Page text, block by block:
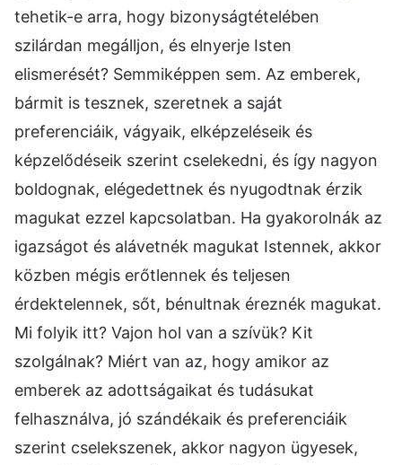
tehetik-e arra, hogy bizonyságtételében
szilárdan megálljon, és elnyerje Isten
elismerését? Semmiképpen sem. Az emberek,
bármit is tesznek, szeretnek a saját
preferenciáik, vágyaik, elképzeléseik és
képzelődéseik szerint cselekedni, és így nagyon
boldognak, elégedettnek és nyugodtnak érzik
magukat ezzel kapcsolatban. Ha gyakorolnák az
igazságot és alávetnék magukat Istennek, akkor
közben mégis erőtlennek és teljesen
érdektelennek, sőt, bénultnak éreznék magukat.
Mi folyik itt? Vajon hol van a szívük? Kit
szolgálnak? Miért van az, hogy amikor az
emberek az adottságaikat és tudásukat
felhasználva, jó szándékaik és preferenciáik
szerint cselekszenek, akkor nagyon ügyesek,